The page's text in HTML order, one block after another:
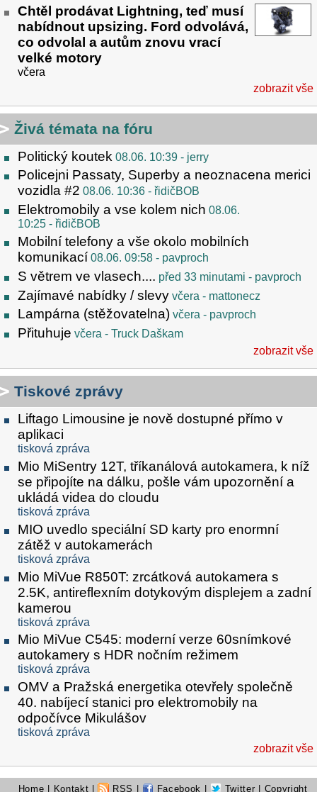
Chtěl prodávat Lightning, teď musí
nabídnout upsizing. Ford odvolává,
co odvolal a autům znovu vrací
velké motory
včera
zobrazit vše
Živá témata na fóru
Politický koutek 08.06. 10:39 - jerry
Policejni Passaty, Superby a neoznacena merici
vozidla #2 08.06. 10:36 - řidičBOB
Elektromobily a vse kolem nich 08.06.
10:25 - řidičBOB
Mobilní telefony a vše okolo mobilních
komunikací 08.06. 09:58 - pavproch
S větrem ve vlasech.... před 33 minutami - pavproch
Zajímavé nabídky / slevy včera - mattonecz
Lampárna (stěžovatelna) včera - pavproch
Přituhuje včera - Truck Daškam
zobrazit vše
Tiskové zprávy
Liftago Limousine je nově dostupné přímo v
aplikaci
tisková zpráva
Mio MiSentry 12T, tříkanálová autokamera, k níž
se připojíte na dálku, pošle vám upozornění a
ukládá videa do cloudu
tisková zpráva
MIO uvedlo speciální SD karty pro enormní
zátěž v autokamerách
tisková zpráva
Mio MiVue R850T: zrcátková autokamera s
2.5K, antireflexním dotykovým displejem a zadní
kamerou
tisková zpráva
Mio MiVue C545: moderní verze 60snímkové
autokamery s HDR nočním režimem
tisková zpráva
OMV a Pražská energetika otevřely společně
40. nabíjecí stanici pro elektromobily na
odpočívce Mikulášov
tisková zpráva
zobrazit vše
Home Kontakt RSS Facebook Twitter | Copyright